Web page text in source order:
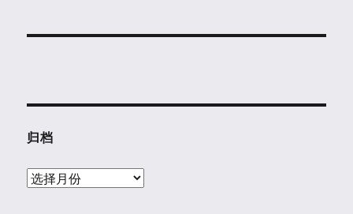
归档
归